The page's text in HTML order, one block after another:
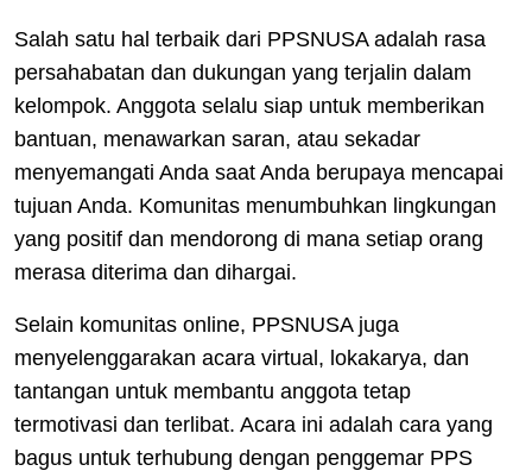
Salah satu hal terbaik dari PPSNUSA adalah rasa
persahabatan dan dukungan yang terjalin dalam
kelompok. Anggota selalu siap untuk memberikan
bantuan, menawarkan saran, atau sekadar
menyemangati Anda saat Anda berupaya mencapai
tujuan Anda. Komunitas menumbuhkan lingkungan
yang positif dan mendorong di mana setiap orang
merasa diterima dan dihargai.
Selain komunitas online, PPSNUSA juga
menyelenggarakan acara virtual, lokakarya, dan
tantangan untuk membantu anggota tetap
termotivasi dan terlibat. Acara ini adalah cara yang
bagus untuk terhubung dengan penggemar PPS